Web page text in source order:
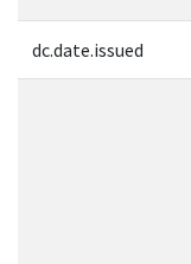
dc.date.issued